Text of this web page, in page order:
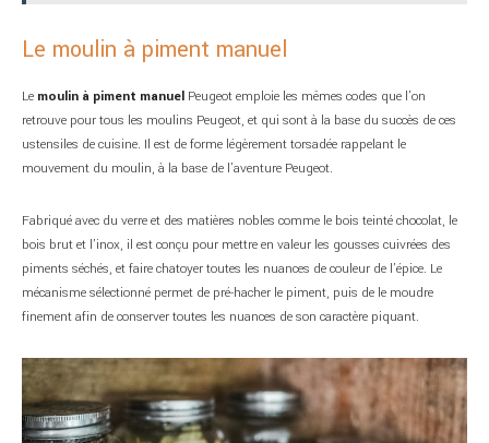
Le moulin à piment manuel
Le moulin à piment manuel Peugeot emploie les mêmes codes que l’on
retrouve pour tous les moulins Peugeot, et qui sont à la base du succès de ces
ustensiles de cuisine. Il est de forme légèrement torsadée rappelant le
mouvement du moulin, à la base de l’aventure Peugeot.
Fabriqué avec du verre et des matières nobles comme le bois teinté chocolat, le
bois brut et l’inox, il est conçu pour mettre en valeur les gousses cuivrées des
piments séchés, et faire chatoyer toutes les nuances de couleur de l’épice. Le
mécanisme sélectionné permet de pré-hacher le piment, puis de le moudre
finement afin de conserver toutes les nuances de son caractère piquant.